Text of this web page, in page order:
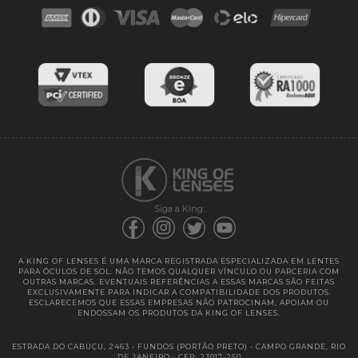
Blog
Cores das lentes
Entregas
Siga a King:
A KING OF LENSES É UMA MARCA REGISTRADA ESPECIALIZADA EM LENTES
PARA ÓCULOS DE SOL. NÃO TEMOS QUALQUER VÍNCULO OU PARCERIA COM
OUTRAS MARCAS. EVENTUAIS REFERÊNCIAS A ESSAS MARCAS SÃO FEITAS
EXCLUSIVAMENTE PARA INDICAR A COMPATIBILIDADE DOS PRODUTOS.
ESCLARECEMOS QUE ESSAS EMPRESAS NÃO PATROCINAM, APOIAM OU
ENDOSSAM OS PRODUTOS DA KING OF LENSES.
ESTRADA DO CABUÇU, 2463 - FUNDOS (PORTÃO PRETO) - CAMPO GRANDE, RIO